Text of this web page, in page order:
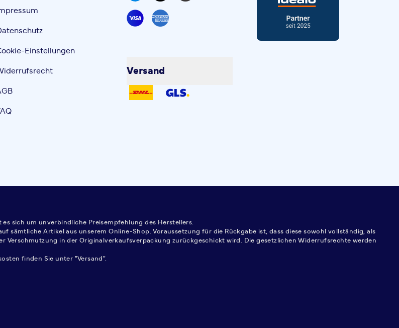
Einstellungen
Versand
sich um unverbindliche Preisempfehlung des Herstellers.
sämtliche Artikel aus unserem Online-Shop. Voraussetzung für die Rückgabe ist, dass diese sowohl vollständig, als
in der Originalverkaufsverpackung zurückgeschickt wird. Die gesetzlichen Widerrufsrechte werden
finden Sie unter "Versand".